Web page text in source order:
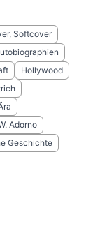
Softcover
Hollywood
Adorno
Geschichte